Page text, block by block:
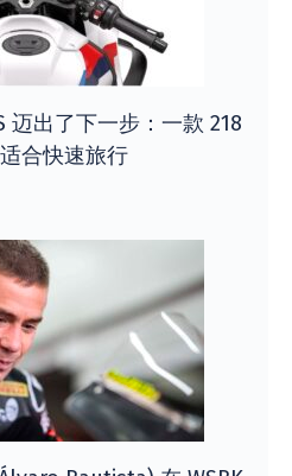
迈出了下一步：一款 218
合快速旅行